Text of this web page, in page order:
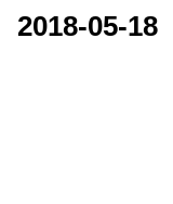
2018-05-18